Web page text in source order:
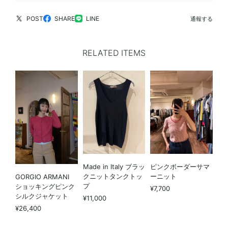
POST SHARE LINE 通報する
RELATED ITEMS
GORGIO ARMANI
ショッキングピンク
シルクジャケット
¥26,400
Made in Italy ブラッ
クニットタンクトッ
プ
¥11,000
ピンクボーダーサマ
ーニット
¥7,700